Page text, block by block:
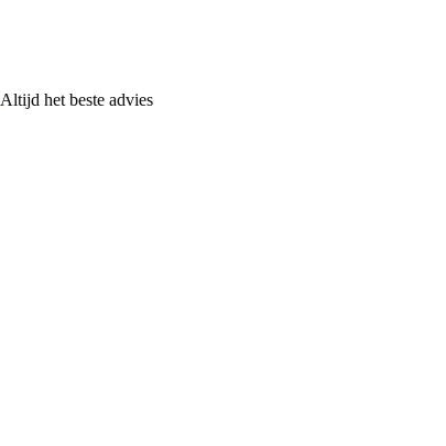
Altijd het beste advies